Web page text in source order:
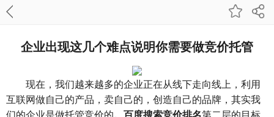
企业出现这几个难点说明你需要做竞价托管
现在，我们越来越多的企业正在从线下走向线上，利用
互联网做自己的产品，卖自己的，创造自己的品牌，其实我
们的企业是做托管竞价的。 百度搜索竞价排名第二层的目标